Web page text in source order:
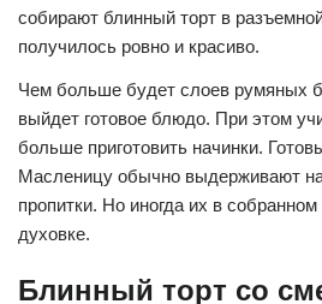
собирают блинный торт в
получилось ровно и красиво.
Чем больше будет слоев румяных
выйдет готовое блюдо. При этом
больше приготовить начинки.
Масленицу обычно выдерживают
пропитки. Но иногда их в
духовке.
Блинный торт со